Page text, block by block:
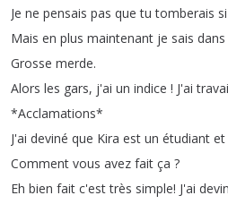
Je ne pensais pas que tu tomberais si
Mais en plus maintenant je sais dans
Grosse merde.
Alors les gars, j'ai un indice ! J'ai
*Acclamations*
J'ai deviné que Kira est un étudiant et
Comment vous avez fait ça ?
Eh bien fait c'est très simple! J'ai